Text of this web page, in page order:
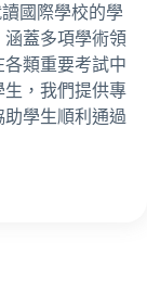
讀國際學校的學
蓋多項學術領
類重要考試中
，我們提供專
學生順利通過